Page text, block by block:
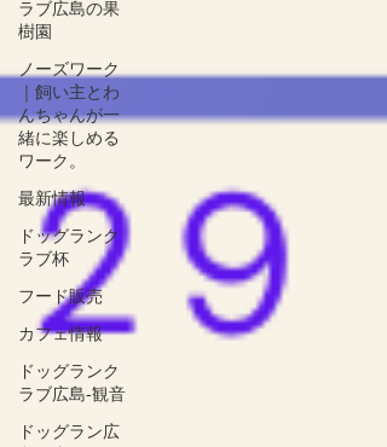
ラブ広島の果
樹園
ノーズワーク
｜飼い主とわ
んちゃんが一
緒に楽しめる
ワーク。
最新情報
ドッグランク
ラブ杯
フード販売
カフェ情報
ドッグランク
ラブ広島‐観音
ドッグラン広